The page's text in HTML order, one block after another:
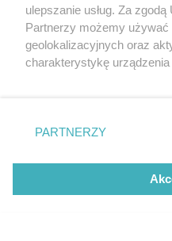
ulepszanie usług. Za
Partnerzy możemy używać
geolokalizacyjnych oraz
charakterystykę
zmienić/wycofać klikając
znajdujący się w lewym
rodzaje przetwarzania
użytkownika, ale masz
PARTNERZY